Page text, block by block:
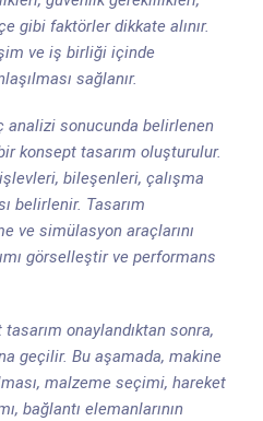
gibi faktörler dikkate alınır.
ve iş birliği içinde
sağlanır.
analizi sonucunda belirlenen
konsept tasarım oluşturulur.
bileşenleri, çalışma
belirlenir. Tasarım
ve simülasyon araçlarını
görselleştir ve performans
tasarım onaylandıktan sonra,
geçilir. Bu aşamada, makine
malzeme seçimi, hareket
bağlantı elemanlarının